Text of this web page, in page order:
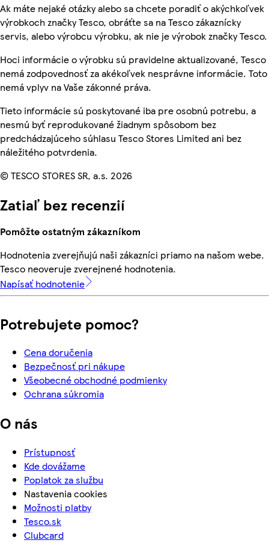
Ak máte nejaké otázky alebo sa chcete poradiť o akýchkoľvek
výrobkoch značky Tesco, obráťte sa na Tesco zákaznícky
servis, alebo výrobcu výrobku, ak nie je výrobok značky Tesco.
Hoci informácie o výrobku sú pravidelne aktualizované, Tesco
nemá zodpovednosť za akékoľvek nesprávne informácie. Toto
nemá vplyv na Vaše zákonné práva.
Tieto informácie sú poskytované iba pre osobnú potrebu, a
nesmú byť reprodukované žiadnym spôsobom bez
predchádzajúceho súhlasu Tesco Stores Limited ani bez
náležitého potvrdenia.
© TESCO STORES SR, a.s. 2026
Zatiaľ bez recenzií
Pomôžte ostatným zákazníkom
Hodnotenia zverejňujú naši zákazníci priamo na našom webe.
Tesco neoveruje zverejnené hodnotenia.
Napísať hodnotenie
Potrebujete pomoc?
Cena doručenia
Bezpečnosť pri nákupe
Všeobecné obchodné podmienky
Ochrana súkromia
O nás
Prístupnosť
Kde dovážame
Poplatok za službu
Nastavenia cookies
Možnosti platby
Tesco.sk
Clubcard